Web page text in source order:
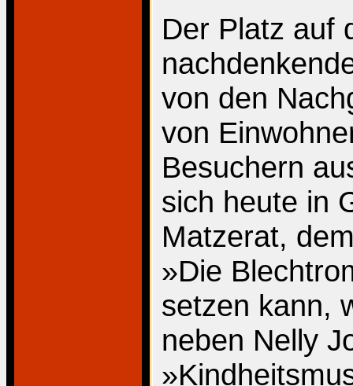
Der Platz auf
von den
von
Besuchern
sich heute in
Matzerat,
»Die
setzen kann,
neben Nelly